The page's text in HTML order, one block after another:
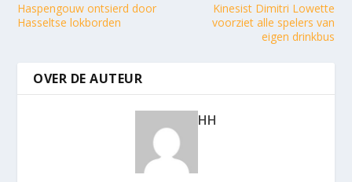
Haspengouw ontsierd door
Hasseltse lokborden
Kinesist Dimitri Lowette
voorziet alle spelers van
eigen drinkbus
OVER DE AUTEUR
HH